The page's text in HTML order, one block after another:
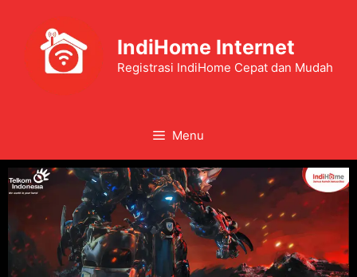
IndiHome Internet
Registrasi IndiHome Cepat dan Mudah
Menu